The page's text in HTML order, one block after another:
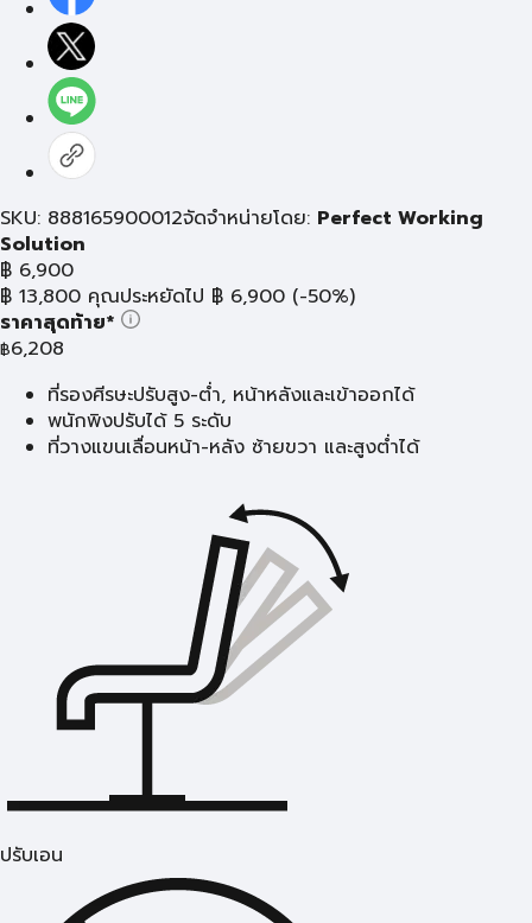
SKU: 888165900012จัดจำหน่ายโดย: Perfect Working
Solution
฿ 6,900
฿ 13,800 คุณประหยัดไป ฿ 6,900 (-50%)
ราคาสุดท้าย*
฿6,208
ที่รองศีรษะปรับสูง-ต่ำ, หน้าหลังและเข้าออกได้
พนักพิงปรับได้ 5 ระดับ
ที่วางแขนเลื่อนหน้า-หลัง ซ้ายขวา และสูงต่ำได้
ปรับเอน